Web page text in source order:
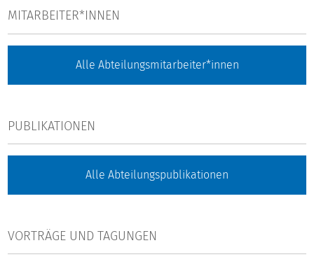
MITARBEITER*INNEN
Alle Abteilungsmitarbeiter*innen
PUBLIKATIONEN
Alle Abteilungspublikationen
VORTRÄGE UND TAGUNGEN